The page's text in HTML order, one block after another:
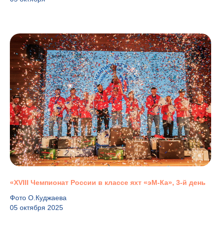
«XVIII Чемпионат России в классе яхт «эМ-Ка», 3-й день
Фото О.Куджаева
05 октября 2025